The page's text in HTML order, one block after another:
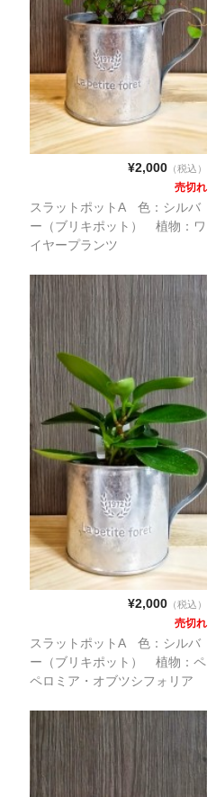
¥2,000（税込）
売切れ
スラットポットA 色：シルバ
ー（ブリキポット） 植物：ワ
イヤープランツ
¥2,000（税込）
売切れ
スラットポットA 色：シルバ
ー（ブリキポット） 植物：ペ
ペロミア・オブツシフォリア